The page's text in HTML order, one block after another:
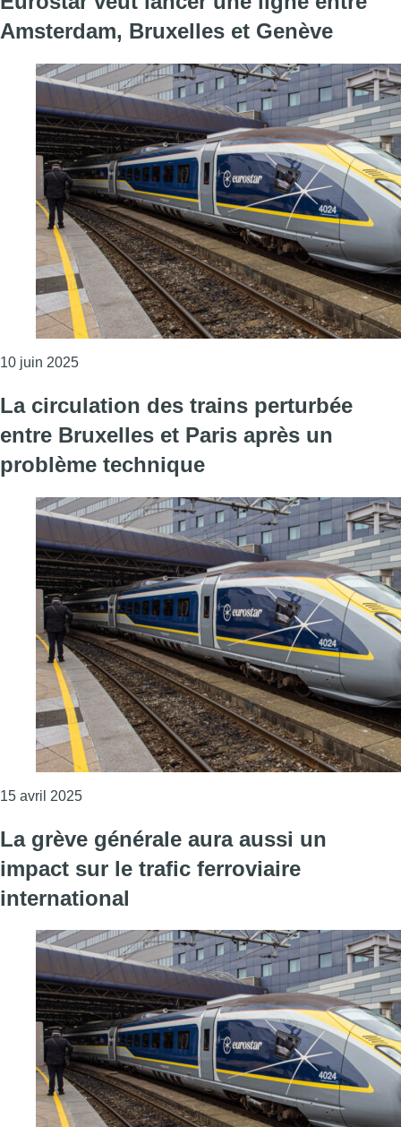
Amsterdam, Bruxelles et Genève
10 juin 2025Consulter l'article "Eurostar veut lancer une ligne
La circulation des trains perturbée
entre Bruxelles et Paris après un
problème technique
15 avril 2025Consulter l'article "La circulation des trains
La grève générale aura aussi un
impact sur le trafic ferroviaire
international